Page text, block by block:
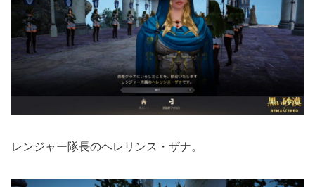
レンジャー隊長のヘレリンス・ザナ。